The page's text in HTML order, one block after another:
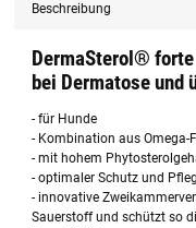
Beschreibung
DermaSterol®
bei Dermatose und
- für Hunde
- Kombination aus Omega-
- mit hohem
- optimaler Schutz und
- innovative
Sauerstoff und schützt so